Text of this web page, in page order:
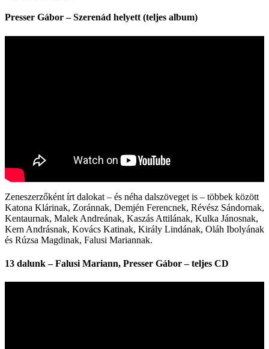
Presser Gábor – Szerenád helyett (teljes album)
Zeneszerzőként írt dalokat – és néha dalszöveget is – többek között
Katona Klárinak, Zoránnak, Demjén Ferencnek, Révész Sándornak,
Kentaurnak, Malek Andreának, Kaszás Attilának, Kulka Jánosnak,
Kern Andrásnak, Kovács Katinak, Király Lindának, Oláh Ibolyának
és Rúzsa Magdinak, Falusi Mariannak.
13 dalunk – Falusi Mariann, Presser Gábor – teljes CD